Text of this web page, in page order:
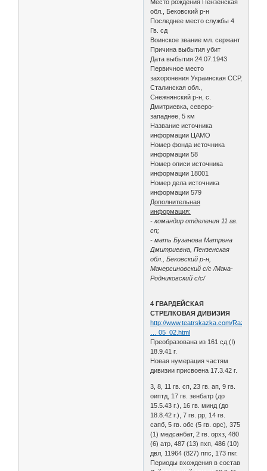
Место рождения Пензенская
обл., Бековский р-н
Последнее место службы 4
Гв. сд
Воинское звание мл. сержант
Причина выбытия убит
Дата выбытия 24.07.1943
Первичное место
захоронения Украинская ССР,
Сталинская обл.,
Снежнянский р-н, с.
Дмитриевка, северо-
западнее, 5 км
Название источника
информации ЦАМО
Номер фонда источника
информации 58
Номер описи источника
информации 18001
Номер дела источника
информации 579
Дополнительная
информация:
- командир отделения 11 гв.
сп;
- мать Бузанова Матрена
Дмитриевна, Пензенская
обл., Бековский р-н,
Мачерсиновский с/с /Мача-
Родниковский с/с/
4 ГВАРДЕЙСКАЯ
СТРЕЛКОВАЯ ДИВИЗИЯ
http://www.teatrskazka.com/Raznoe/
… 05_02.html
Преобразована из 161 сд (I)
18.9.41 г.
Новая нумерация частям
дивизии присвоена 17.3.42 г.
3, 8, 11 гв. сп, 23 гв. ап, 9 гв.
оиптд, 17 гв. зенбатр (до
15.5.43 г.), 16 гв. минд (до
18.8.42 г.), 7 гв. рр, 14 гв.
сапб, 5 гв. обс (5 гв. орс), 375
(1) медсанбат, 2 гв. орхз, 480
(6) атр, 487 (13) пхп, 486 (10)
двл, 11964 (827) ппс, 173 пкг.
Периоды вхождения в состав